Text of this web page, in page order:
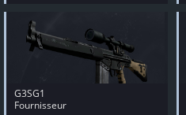
G3SG1
Fournisseur